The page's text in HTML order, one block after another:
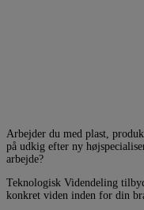
Arbejder du med plast,
på udkig efter ny
arbejde?
Teknologisk Videndeling
konkret viden inden for din